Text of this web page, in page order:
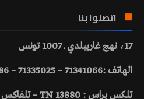
اتصلوا بنا
17، نهج غاريبلدي ـ 1007 تونس
الهاتف :71341066 – 71335025 – 71336386
تلكس براس : 13880 TN – تلفاكس :71336584